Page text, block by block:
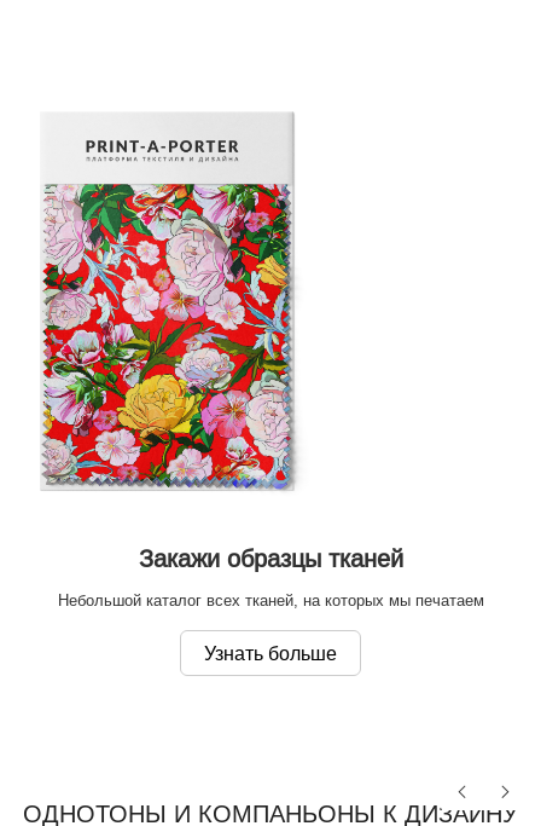
Закажи образцы тканей
Небольшой каталог всех тканей, на которых мы печатаем
Узнать больше
ОДНОТОНЫ И КОМПАНЬОНЫ К ДИЗАЙНУ